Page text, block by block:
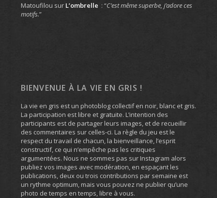
Matoufilou sur L’ombrelle : “C’est même superbe, j’adore ces
motifs.”
BIENVENUE À LA VIE EN GRIS !
La vie en gris est un photoblog collectif en noir, blanc et gris.
La participation est libre et gratuite. L’intention des
participants est de partager leurs images, et de recueillir
des commentaires sur celles-ci. La règle du jeu est le
respect du travail de chacun, la bienveillance, l’esprit
constructif, ce qui n’empêche pas les critiques
argumentées. Nous ne sommes pas sur Instagram alors
publiez vos images avec modération, en espaçant les
publications, deux ou trois contributions par semaine est
un rythme optimum, mais vous pouvez ne publier qu’une
photo de temps en temps, libre à vous.